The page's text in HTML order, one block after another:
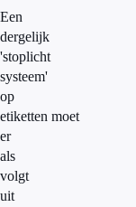
Een
dergelijk
'stoplicht
systeem'
op
etiketten moet
er
als
volgt
uit